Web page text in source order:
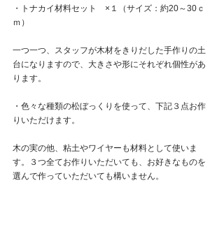
・トナカイ材料セット　×１（サイズ：約20～30ｃ
ｍ）
一つ一つ、スタッフが木材をきりだした手作りの土
台になりますので、大きさや形にそれぞれ個性があ
ります。
・色々な種類の松ぼっくりを使って、下記３点お作
りいただけます。
木の実の他、粘土やワイヤーも材料として使いま
す。３つ全てお作りいただいても、お好きなものを
選んで作っていただいても構いません。